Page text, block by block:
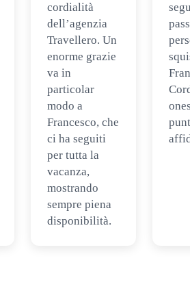
cordialità
dell’agenzia
Travellero. Un
enorme grazie
va in
particolar
modo a
Francesco, che
ci ha seguiti
per tutta la
vacanza,
mostrando
sempre piena
disponibilità.